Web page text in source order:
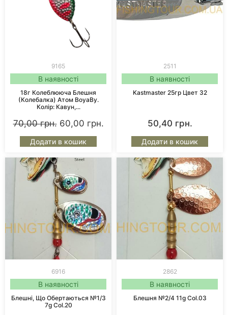
9165
В наявності
18г Колеблююча Блешня
(колебалка) Атом BoyaBy.
Колір: Кавун,...
70,00грн. 60,00 грн.
Додати в кошик
2511
В наявності
Kastmaster 25гр Цвет 32
50,40 грн.
Додати в кошик
6916
В наявності
Блешні, Що Обертаються №1/3
7g Col.20
2862
В наявності
Блешня №2/4 11g Col.03